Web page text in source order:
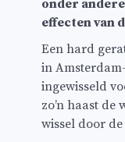
onder
effecten van
Een hard
in
ingewisseld
zo’n haast
wissel door de